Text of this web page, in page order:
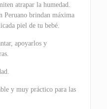
atrapar la humedad.
Peruano brindan máxima
piel de tu bebé.
apoyarlos y
y muy práctico para las